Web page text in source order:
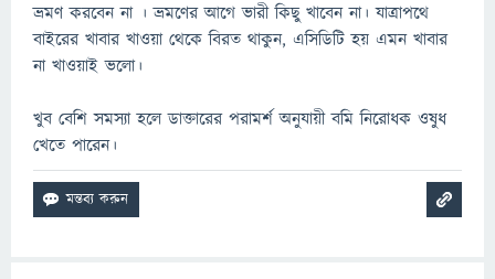
ভ্রমণ করবেন না । ভ্রমণের আগে ভারী কিছু খাবেন না। যাত্রাপথে
বাইরের খাবার খাওয়া থেকে বিরত থাকুন, এসিডিটি হয় এমন খাবার
না খাওয়াই ভলো।
খুব বেশি সমস্যা হলে ডাক্তারের পরামর্শ অনুযায়ী বমি নিরোধক ওষুধ
খেতে পারেন।